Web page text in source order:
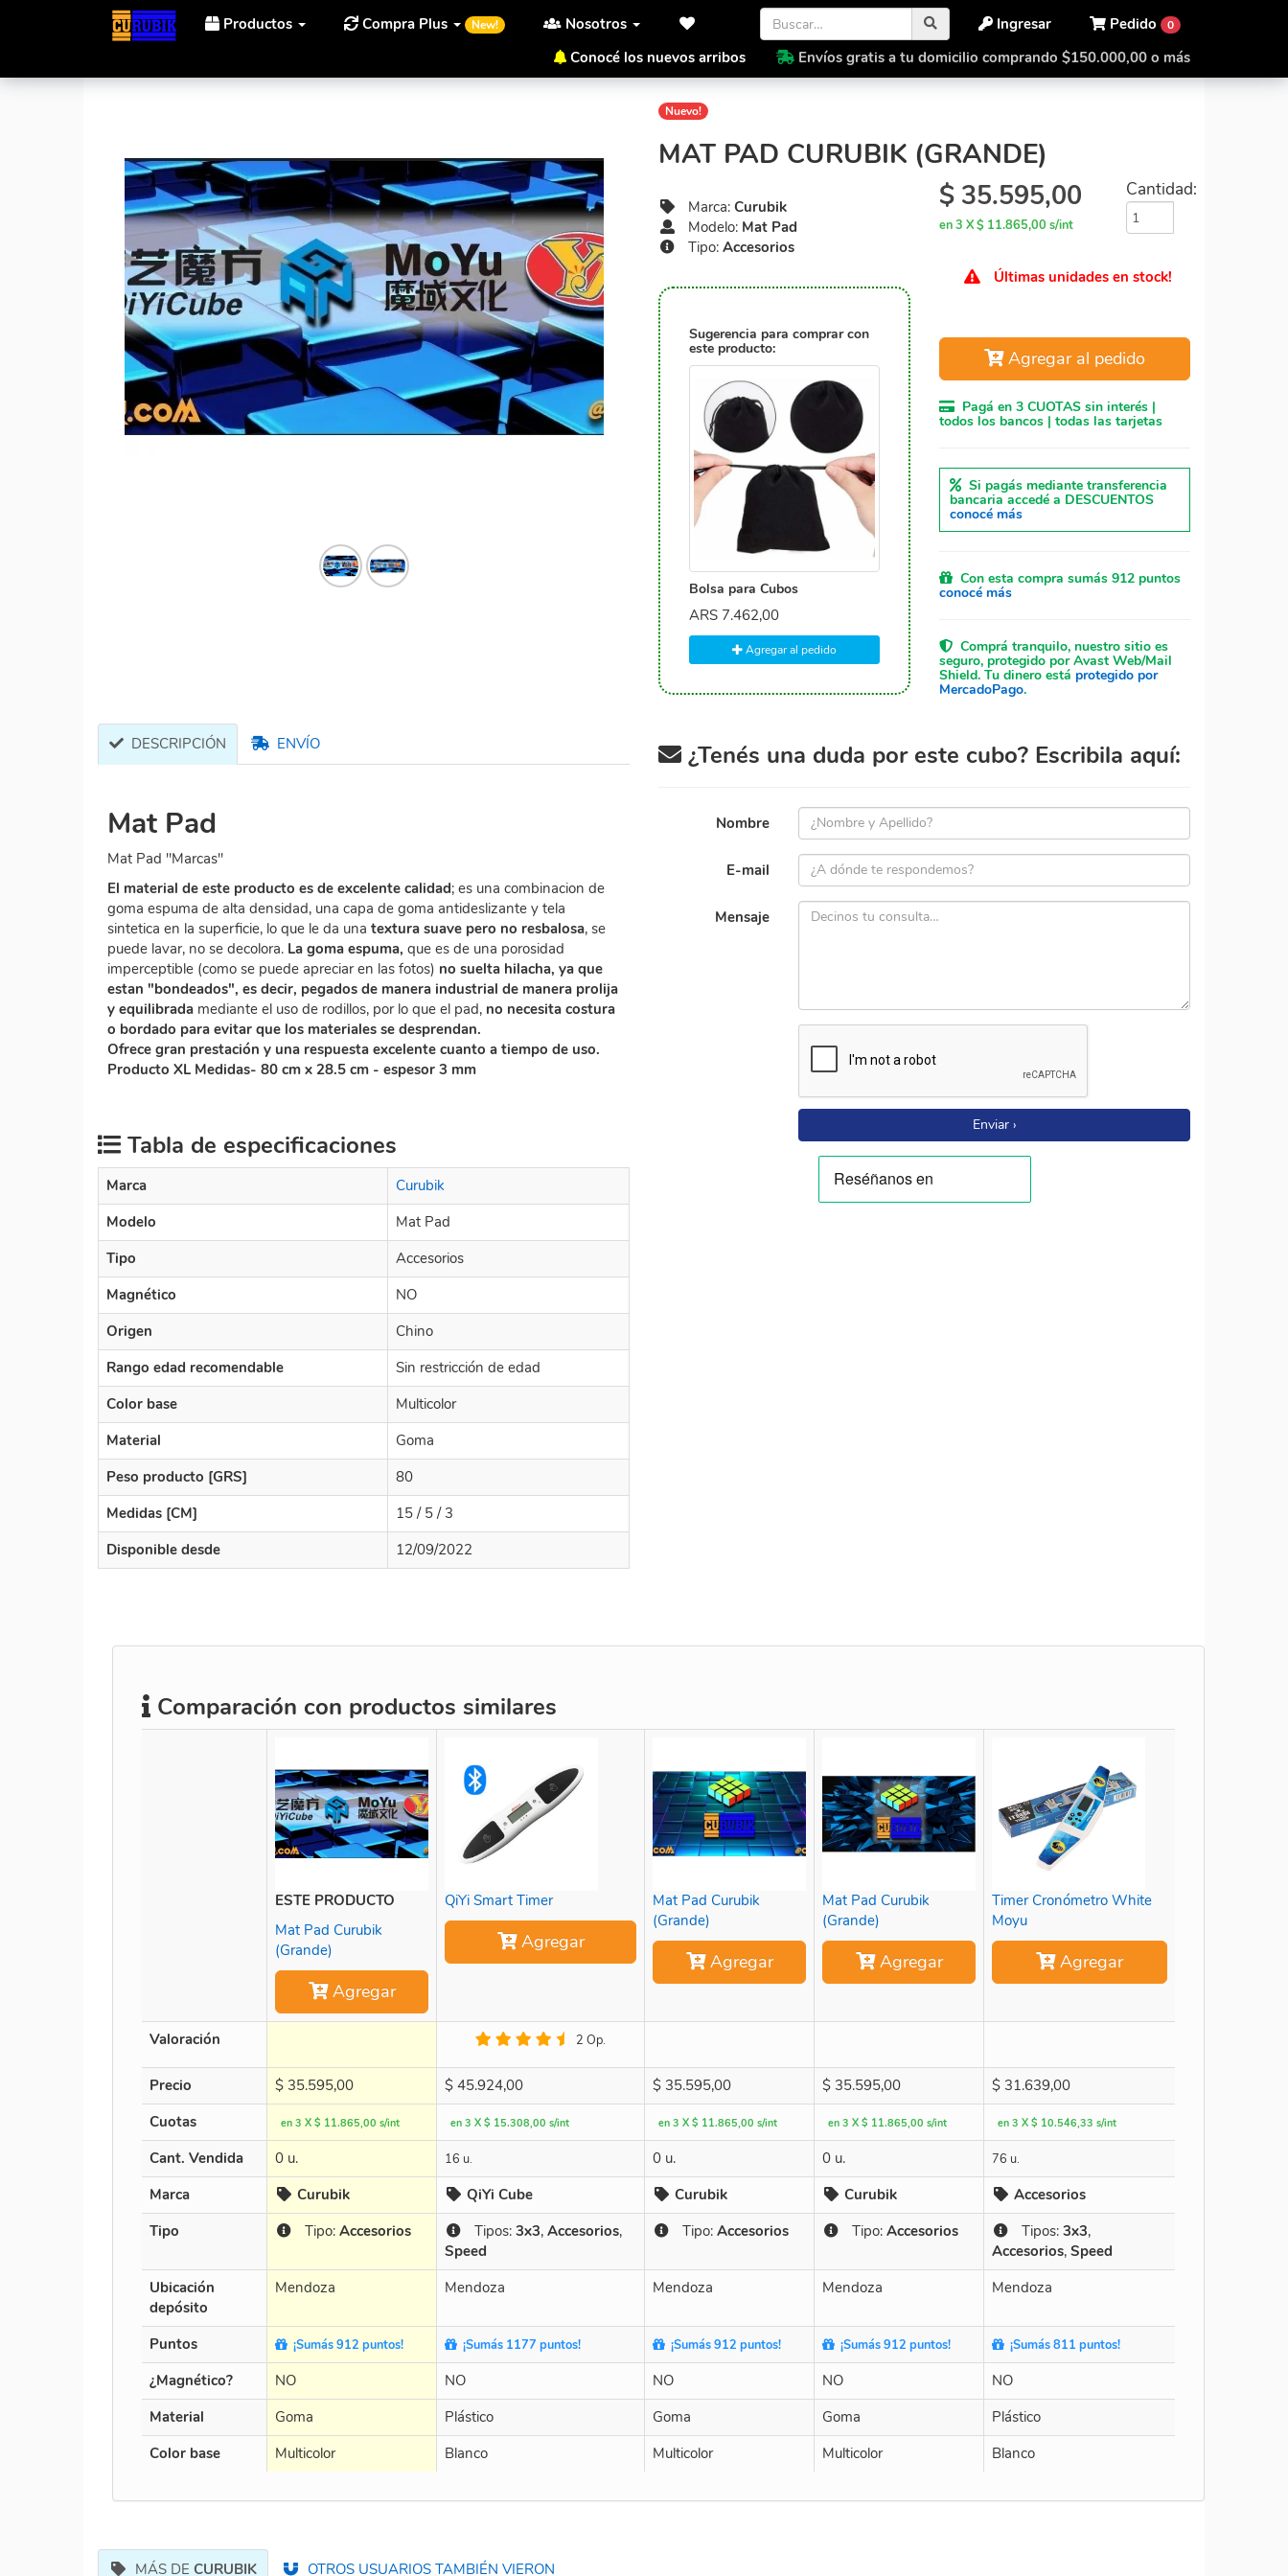
Productos Compra Plus New! Nosotros Pedido 0
Ingresar
Conocé los nuevos arribos
Envíos gratis a tu domicilio comprando $150.000,00 o más
Inicio Curubik Mat Pad Mat Pad Curubik (Grande)
Nuevo!
MAT PAD CURUBIK (GRANDE)
Marca: Curubik
Modelo: Mat Pad
Tipo: Accesorios
Sugerencia para comprar con
este producto:
Bolsa para Cubos
ARS 7.462,00
Agregar al pedido
$ 35.595,00
en 3 X $ 11.865,00 s/int
Cantidad:
Últimas unidades en stock!
Agregar al pedido
Pagá en 3 CUOTAS sin interés |
todos los bancos | todas las tarjetas
Si pagás mediante transferencia
bancaria accedé a DESCUENTOS
conocé más
Con esta compra sumás 912 puntos
conocé más
Comprá tranquilo, nuestro sitio es
seguro, protegido por Avast Web/Mail
Shield. Tu dinero está protegido por
MercadoPago.
DESCRIPCIÓN ENVÍO
Mat Pad
Mat Pad "Marcas"
El material de este producto es de excelente calidad; es una combinacion de
goma espuma de alta densidad, una capa de goma antideslizante y tela
sintetica en la superficie, lo que le da una textura suave pero no resbalosa, se
puede lavar, no se decolora. La goma espuma, que es de una porosidad
imperceptible (como se puede apreciar en las fotos) no suelta hilacha, ya que
estan "bondeados", es decir, pegados de manera industrial de manera prolija
y equilibrada mediante el uso de rodillos, por lo que el pad, no necesita costura
o bordado para evitar que los materiales se desprendan.
Ofrece gran prestación y una respuesta excelente cuanto a tiempo de uso.
Producto XL Medidas- 80 cm x 28.5 cm - espesor 3 mm
Tabla de especificaciones
Marca
Curubik
Modelo
Mat Pad
Tipo
Accesorios
Magnético
NO
Origen
Chino
Rango edad recomendable
Sin restricción de edad
Color base
Multicolor
Material
Goma
Peso producto [GRS]
80
Medidas [CM]
15 / 5 / 3
Disponible desde
12/09/2022
¿Tenés una duda por este cubo? Escribila aquí:
Nombre
E-mail
Mensaje
Enviar ›
Comparación con productos similares
ESTE PRODUCTO
Mat Pad Curubik
(Grande)
Agregar
QiYi Smart Timer
Agregar
Mat Pad Curubik
(Grande)
Agregar
Mat Pad Curubik
(Grande)
Agregar
Timer Cronómetro White
Moyu
Agregar
Valoración 2 Op.
Precio $ 35.595,00 $ 45.924,00 $ 35.595,00 $ 35.595,00 $ 31.639,00
Cuotas
en 3 X $ 11.865,00 s/int en 3 X $ 15.308,00 s/int en 3 X $ 11.865,00 s/int en 3 X $ 11.865,00 s/int en 3 X $ 10.546,33 s/int
Cant. Vendida 0 u. 16 u. 0 u. 0 u. 76 u.
Marca Curubik QiYi Cube Curubik Curubik
Accesorios
Tipo
Tipo: Accesorios Tipos: 3x3, Accesorios,
Speed
Tipo: Accesorios Tipo: Accesorios Tipos: 3x3,
Accesorios, Speed
Ubicación
depósito
Mendoza Mendoza Mendoza Mendoza Mendoza
Puntos ¡Sumás 912 puntos! ¡Sumás 1177 puntos! ¡Sumás 912 puntos! ¡Sumás 912 puntos! ¡Sumás 811 puntos!
¿Magnético? NO NO NO NO
NO
Material
Goma Plástico Goma Goma
Plástico
Color base
Multicolor Blanco Multicolor Multicolor Blanco
MÁS DE CURUBIK OTROS USUARIOS TAMBIÉN VIERON